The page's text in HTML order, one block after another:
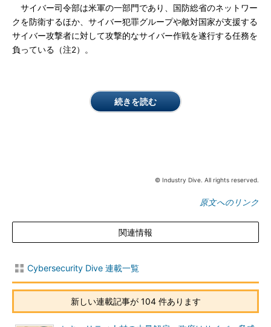
サイバー司令部は米軍の一部門であり、国防総省のネットワー
クを防衛するほか、サイバー犯罪グループや敵対国家が支援する
サイバー攻撃者に対して攻撃的なサイバー作戦を遂行する任務を
負っている（注2）。
続きを読む
© Industry Dive. All rights reserved.
原文へのリンク
関連情報
Cybersecurity Dive 連載一覧
新しい連載記事が 104 件あります